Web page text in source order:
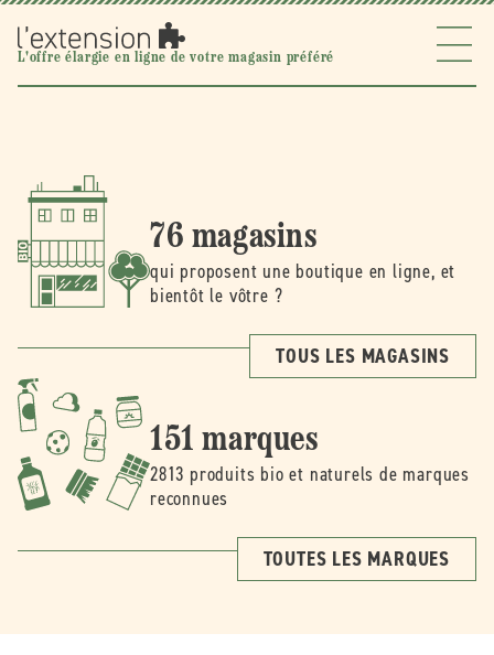
Ignorer et
passer au
contenu
l'extension
L'offre élargie en ligne de votre magasin préféré
76 magasins
qui proposent une boutique en ligne, et
bientôt le vôtre ?
TOUS LES MAGASINS
151 marques
2813 produits bio et naturels de marques
reconnues
TOUTES LES MARQUES